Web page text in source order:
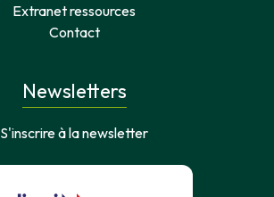
Extranet ressources
Contact
Newsletters
S'inscrire à la newsletter